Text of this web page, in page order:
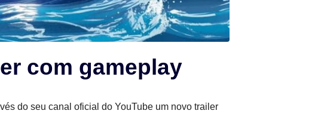
com gameplay
do seu canal oficial do YouTube um novo trailer